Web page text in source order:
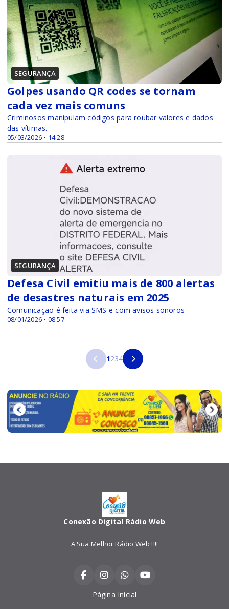
SEGURANÇA
05/03/2026 • 14:28
Golpes usando QR codes se tornam
cada vez mais comuns
Criminosos manipulam códigos para roubar valores e dados
das vítimas.
SEGURANÇA
08/01/2026 • 08:57
Defesa Civil emitiu mais de 800 alertas
de desastres naturais em 2025
Comunicação é feita via SMS e com avisos sonoros
1234
Conexão Digital Rádio Web
A Sua Melhor Rádio Web !!!!
Página Inicial